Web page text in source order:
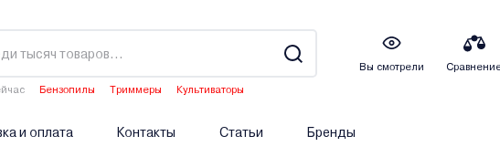
Бензопилы Триммеры
Культиваторы
Вы смотрели
и оплата Контакты Статьи Бренды